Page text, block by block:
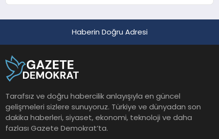
Haberin Doğru Adresi
Tarafsız ve doğru habercilik anlayışıyla en güncel
gelişmeleri sizlere sunuyoruz. Türkiye ve dünyadan son
dakika haberleri, siyaset, ekonomi, teknoloji ve daha
fazlası Gazete Demokrat’ta.